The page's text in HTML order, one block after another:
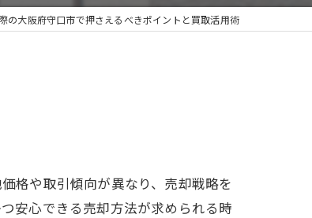
の大阪府守口市で押さえるべきポイントと買取活用術
格や取引傾向が異なり、売却戦略を
安心できる売却方法が求められる時